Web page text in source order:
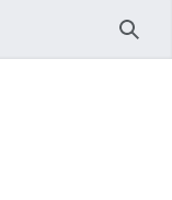
Sök